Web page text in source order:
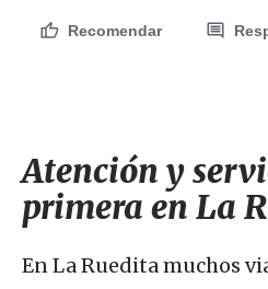
Recomendar
Atención y
primera en La
En La Ruedita muchos